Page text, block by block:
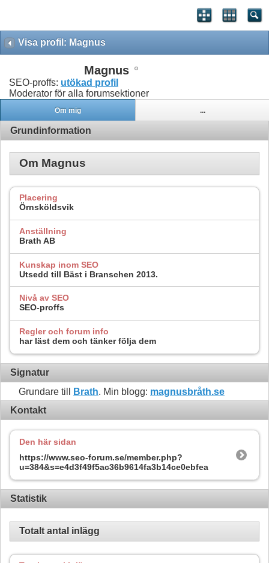
Visa profil: Magnus
Magnus
SEO-proffs: utökad profil
Moderator för alla forumsektioner
Om mig ...
Grundinformation
Om Magnus
Placering
Örnsköldsvik
Anställning
Brath AB
Kunskap inom SEO
Utsedd till Bäst i Branschen 2013.
Nivå av SEO
SEO-proffs
Regler och forum info
har läst dem och tänker följa dem
Signatur
Grundare till
Brath. Min blogg: magnusbråth.se
Kontakt
Den här sidan
https://www.seo-forum.se/member.php?
u=384&s=e4d3f49f5ac36b9614fa3b14ce0ebfea
Statistik
Totalt antal inlägg